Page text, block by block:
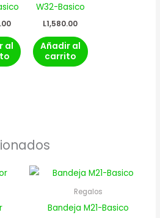
al
W32-Basico
L1,580.00
Añadir al
carrito
Regalos
Bandeja M21-Basico